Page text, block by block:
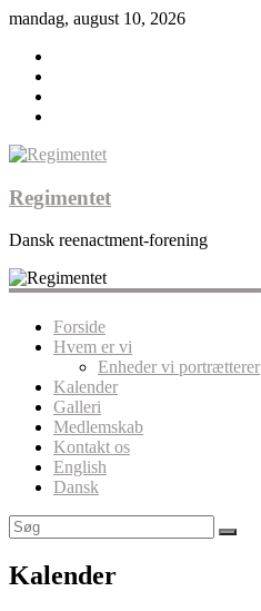
mandag, august 10, 2026
Regimentet
Dansk reenactment-forening
Forside
Hvem er vi
Enheder vi portrætterer
Kalender
Galleri
Medlemskab
Kontakt os
English
Dansk
Kalender